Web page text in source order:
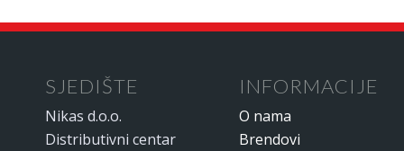
SJEDIŠTE
Nikas d.o.o.
Distributivni centar
INFORMACIJE
O nama
Brendovi